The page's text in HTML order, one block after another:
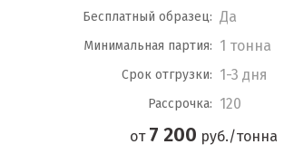
Бесплатный образец: Да
Минимальная партия: 1 тонна
Срок отгрузки: 1-3 дня
Рассрочка: 120
от 7 200 руб./тонна